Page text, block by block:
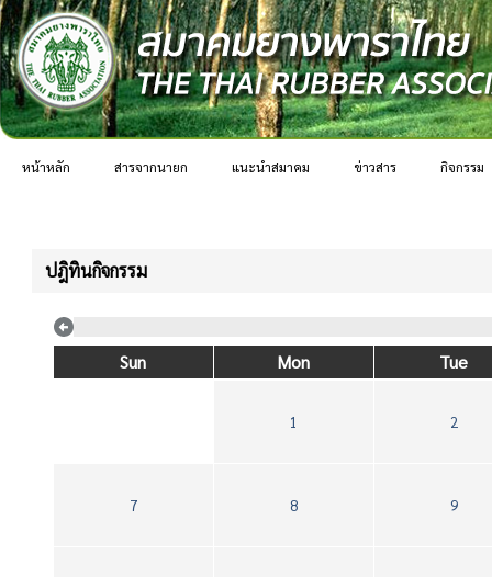
หน้าหลัก สารจากนายก แนะนำสมาคม ข่าวสาร กิจกรรม
ปฎิทินกิจกรรม
Sun Mon Tue
1 2
7 8 9